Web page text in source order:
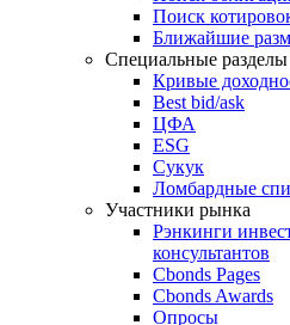
Облигации
Поиски
Поиск
Поиск
Поиск
Ближайшие
Специальные разделы
Кривые
Best bid/ask
ЦФА
ESG
Сукук
Ломбардные
Участники рынка
Рэнкинги